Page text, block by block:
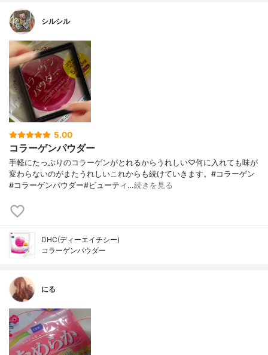
シルシル
5.00
コラーゲンパウダー
手軽にたっぷりのコラーゲンがとれるからうれしい♡何に入れても味が
変わらないのがまたうれしいこれからも続けていきます。#コラーゲン
#コラーゲンパウダー#ビューティ…続きを見る
DHC(ディーエイチシー)
コラーゲンパウダー
にる